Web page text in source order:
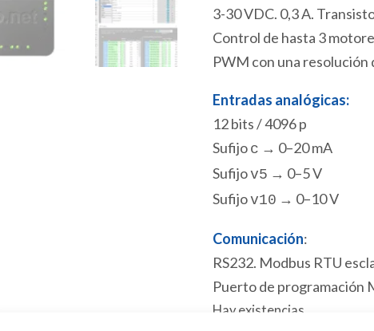
3-30 VDC. 0,3 A.
Control de hasta 3
PWM con una resolución
Entradas analógicas:
12 bits / 4096 p
Sufijo c → 0–20 mA
Sufijov5 → 0–5 V
Sufijov10 → 0–10 V
Comunicación:
RS232. Modbus RTU
Puerto de programación
Hay existencias